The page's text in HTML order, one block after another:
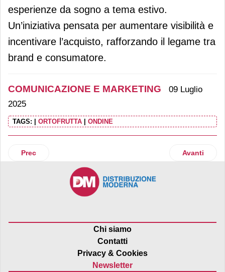
esperienze da sogno a tema estivo.
Un’iniziativa pensata per aumentare visibilità e
incentivare l’acquisto, rafforzando il legame tra
brand e consumatore.
COMUNICAZIONE E MARKETING
09 Luglio
2025
TAGS: ORTOFRUTTA ONDINE
Articolo precedente: S.Pellegrino e Pasta Garofalo
Prec Articolo
Avanti
Chi siamo
Contatti
Privacy & Cookies
Newsletter